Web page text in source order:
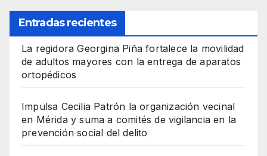
Entradas recientes
La regidora Georgina Piña fortalece la movilidad
de adultos mayores con la entrega de aparatos
ortopédicos
Impulsa Cecilia Patrón la organización vecinal
en Mérida y suma a comités de vigilancia en la
prevención social del delito